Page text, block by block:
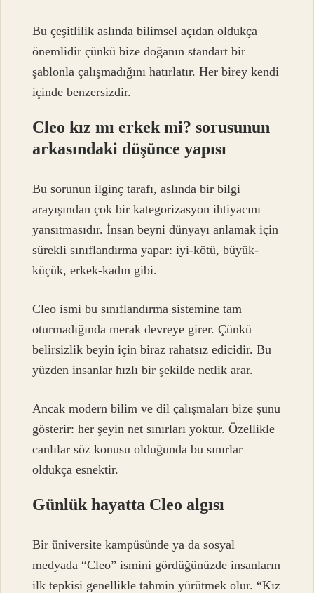
Bu çeşitlilik aslında bilimsel açıdan oldukça
önemlidir çünkü bize doğanın standart bir
şablonla çalışmadığını hatırlatır. Her birey kendi
içinde benzersizdir.
Cleo kız mı erkek mi? sorusunun
arkasındaki düşünce yapısı
Bu sorunun ilginç tarafı, aslında bir bilgi
arayışından çok bir kategorizasyon ihtiyacını
yansıtmasıdır. İnsan beyni dünyayı anlamak için
sürekli sınıflandırma yapar: iyi-kötü, büyük-
küçük, erkek-kadın gibi.
Cleo ismi bu sınıflandırma sistemine tam
oturmadığında merak devreye girer. Çünkü
belirsizlik beyin için biraz rahatsız edicidir. Bu
yüzden insanlar hızlı bir şekilde netlik arar.
Ancak modern bilim ve dil çalışmaları bize şunu
gösterir: her şeyin net sınırları yoktur. Özellikle
canlılar söz konusu olduğunda bu sınırlar
oldukça esnektir.
Günlük hayatta Cleo algısı
Bir üniversite kampüsünde ya da sosyal
medyada “Cleo” ismini gördüğünüzde insanların
ilk tepkisi genellikle tahmin yürütmek olur. “Kız